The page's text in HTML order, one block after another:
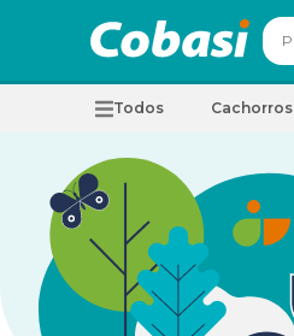
Todos Cachorros